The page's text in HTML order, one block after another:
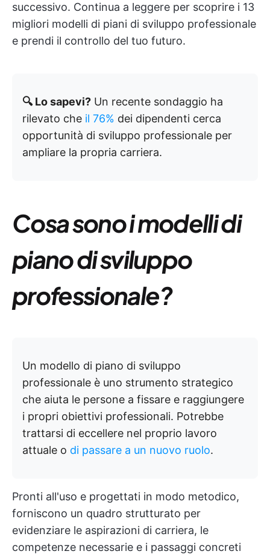
successivo. Continua a leggere per scoprire i 13
migliori modelli di piani di sviluppo professionale
e prendi il controllo del tuo futuro.
🔍 Lo sapevi? Un recente sondaggio ha
rilevato che il 76% dei dipendenti cerca
opportunità di sviluppo professionale per
ampliare la propria carriera.
Cosa sono i modelli di
piano di sviluppo
professionale?
Un modello di piano di sviluppo
professionale è uno strumento strategico
che aiuta le persone a fissare e raggiungere
i propri obiettivi professionali. Potrebbe
trattarsi di eccellere nel proprio lavoro
attuale o di passare a un nuovo ruolo.
Pronti all'uso e progettati in modo metodico,
forniscono un quadro strutturato per
evidenziare le aspirazioni di carriera, le
competenze necessarie e i passaggi concreti